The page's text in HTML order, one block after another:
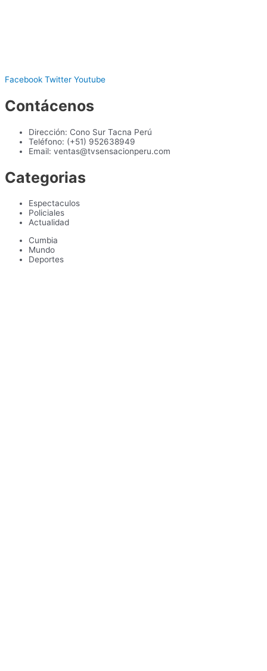
Facebook Twitter Youtube
Contácenos
Dirección: Cono Sur Tacna Perú
Teléfono: (+51) 952638949
Email: ventas@tvsensacionperu.com
Categorias
Espectaculos
Policiales
Actualidad
Cumbia
Mundo
Deportes